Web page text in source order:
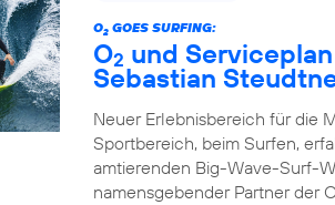
O2 GOES SURFING:
O2 und
Sebastian
Neuer Erlebnisbereich für die
Sportbereich, beim Surfen,
amtierenden Big-Wave-Surf-
namensgebender Partner der